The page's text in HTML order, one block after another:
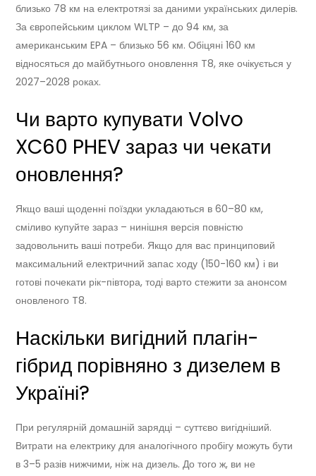
близько 78 км на електротязі за даними українських дилерів.
За європейським циклом WLTP – до 94 км, за
американським EPA – близько 56 км. Обіцяні 160 км
відносяться до майбутнього оновлення T8, яке очікується у
2027–2028 роках.
Чи варто купувати Volvo
XC60 PHEV зараз чи чекати
оновлення?
Якщо ваші щоденні поїздки укладаються в 60–80 км,
сміливо купуйте зараз – нинішня версія повністю
задовольнить ваші потреби. Якщо для вас принциповий
максимальний електричний запас ходу (150-160 км) і ви
готові почекати рік-півтора, тоді варто стежити за анонсом
оновленого T8.
Наскільки вигідний плагін-
гібрид порівняно з дизелем в
Україні?
При регулярній домашній зарядці – суттєво вигідніший.
Витрати на електрику для аналогічного пробігу можуть бути
в 3–5 разів нижчими, ніж на дизель. До того ж, ви не